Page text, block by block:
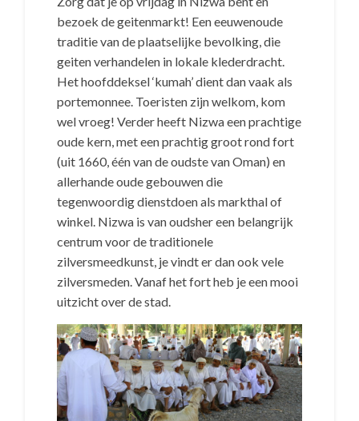
bezoek de geitenmarkt! Een eeuwenoude
traditie van de plaatselijke bevolking, die
geiten verhandelen in lokale klederdracht.
Het hoofddeksel ‘kumah’ dient dan vaak als
portemonnee. Toeristen zijn welkom, kom
wel vroeg! Verder heeft Nizwa een prachtige
oude kern, met een prachtig groot rond fort
(uit 1660, één van de oudste van Oman) en
allerhande oude gebouwen die
tegenwoordig dienstdoen als markthal of
winkel. Nizwa is van oudsher een belangrijk
centrum voor de traditionele
zilversmeedkunst, je vindt er dan ook vele
zilversmeden. Vanaf het fort heb je een mooi
uitzicht over de stad.